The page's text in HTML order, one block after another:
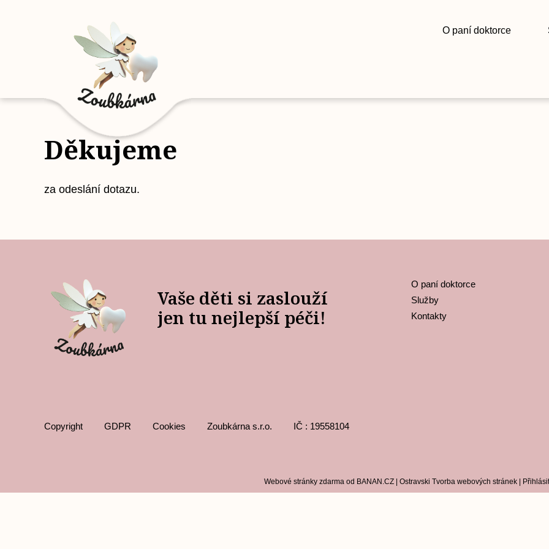
O paní doktorce
Děkujeme
za odeslání dotazu.
Vaše děti si zaslouží
jen tu nejlepší péči!
O paní doktorce
Služby
Kontakty
Copyright GDPR Cookies Zoubkárna s.r.o. IČ : 19558104
Webové stránky zdarma od BANAN.CZ Ostravski Tvorba webových stránek